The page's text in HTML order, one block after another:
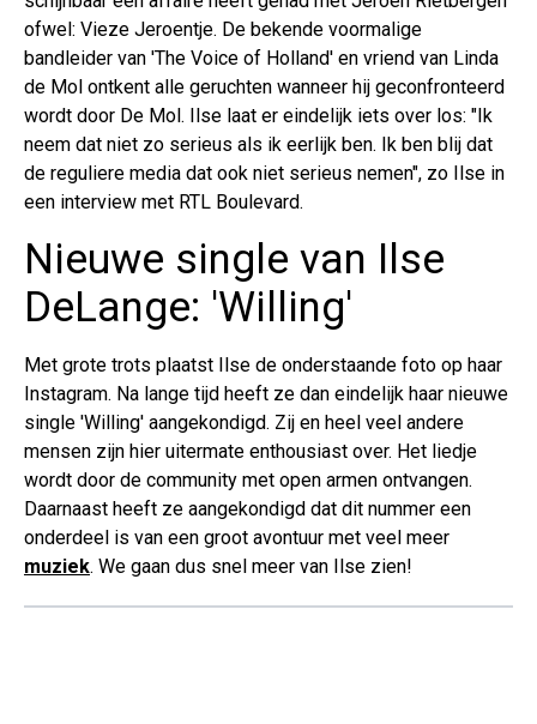
ofwel: Vieze Jeroentje. De bekende voormalige
bandleider van 'The Voice of Holland' en vriend van Linda
de Mol ontkent alle geruchten wanneer hij geconfronteerd
wordt door De Mol. Ilse laat er eindelijk iets over los: "Ik
neem dat niet zo serieus als ik eerlijk ben. Ik ben blij dat
de reguliere media dat ook niet serieus nemen", zo Ilse in
een interview met RTL Boulevard.
Nieuwe single van Ilse
DeLange: 'Willing'
Met grote trots plaatst Ilse de onderstaande foto op haar
Instagram. Na lange tijd heeft ze dan eindelijk haar nieuwe
single 'Willing' aangekondigd. Zij en heel veel andere
mensen zijn hier uitermate enthousiast over. Het liedje
wordt door de community met open armen ontvangen.
Daarnaast heeft ze aangekondigd dat dit nummer een
onderdeel is van een groot avontuur met veel meer
muziek. We gaan dus snel meer van Ilse zien!